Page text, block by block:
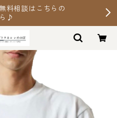
料相談はこちらの
♪